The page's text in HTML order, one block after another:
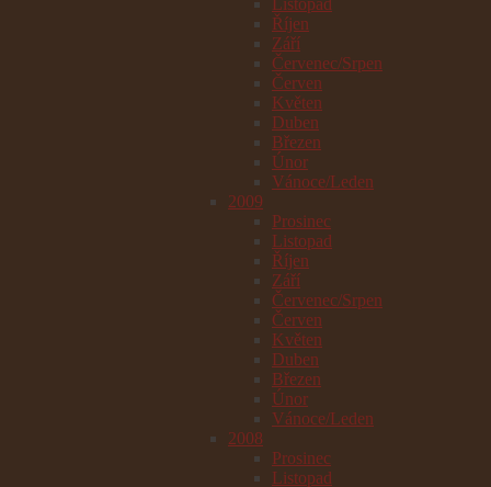
Říjen
Září
Červenec/Srpen
Červen
Květen
Duben
Březen
Únor
Vánoce/Leden
2009
Prosinec
Listopad
Říjen
Září
Červenec/Srpen
Červen
Květen
Duben
Březen
Únor
Vánoce/Leden
2008
Prosinec
Listopad